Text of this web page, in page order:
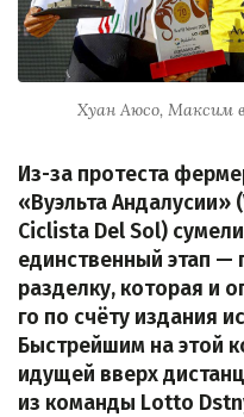
Хуан Аюсо, Максим
Из-за протеста
«Вуэльта Андалусии»
Ciclista Del Sol)
единственный этап —
разделку, которая и
го по счёту издания
Быстрейшим на этой
идущей вверх
из команды Lotto